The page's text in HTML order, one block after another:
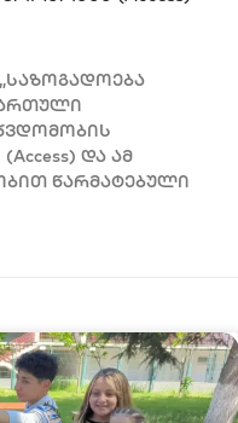
და ამ
წარმატებული